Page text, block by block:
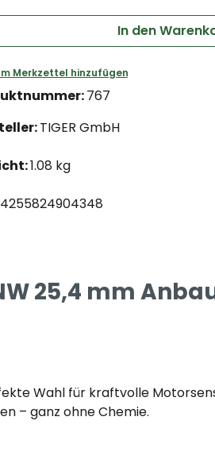
In den
Merkzettel hinzufügen
767
TIGER GmbH
1.08 kg
4255824904348
25,4 mm
Wahl für kraftvolle
– ganz ohne Chemie.